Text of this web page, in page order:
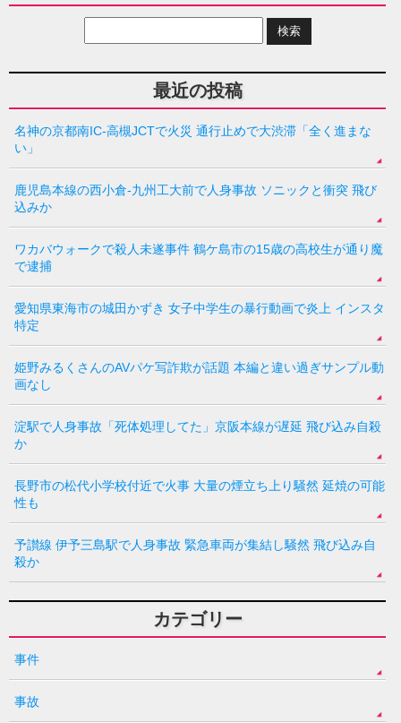
最近の投稿
名神の京都南IC-高槻JCTで火災 通行止めで大渋滞「全く進まな
い」
鹿児島本線の西小倉-九州工大前で人身事故 ソニックと衝突 飛び
込みか
ワカバウォークで殺人未遂事件 鶴ケ島市の15歳の高校生が通り魔
で逮捕
愛知県東海市の城田かずき 女子中学生の暴行動画で炎上 インスタ
特定
姫野みるくさんのAVパケ写詐欺が話題 本編と違い過ぎサンプル動
画なし
淀駅で人身事故「死体処理してた」京阪本線が遅延 飛び込み自殺
か
長野市の松代小学校付近で火事 大量の煙立ち上り騒然 延焼の可能
性も
予讃線 伊予三島駅で人身事故 緊急車両が集結し騒然 飛び込み自
殺か
カテゴリー
事件
事故